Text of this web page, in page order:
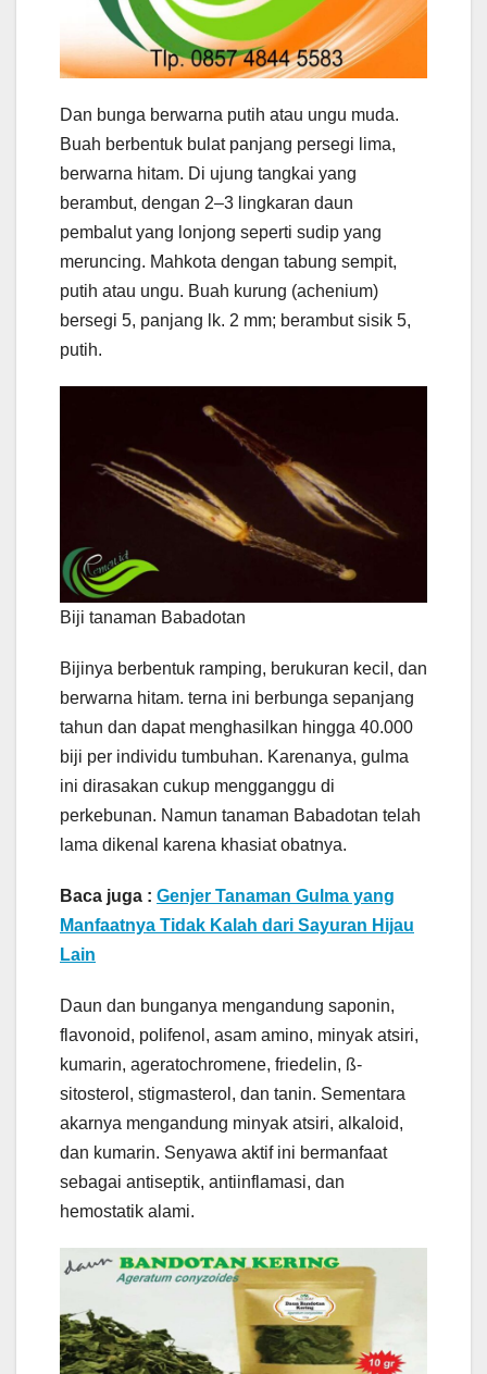
Dan bunga berwarna putih atau ungu muda.
Buah berbentuk bulat panjang persegi lima,
berwarna hitam. Di ujung tangkai yang
berambut, dengan 2–3 lingkaran daun
pembalut yang lonjong seperti sudip yang
meruncing. Mahkota dengan tabung sempit,
putih atau ungu. Buah kurung (achenium)
bersegi 5, panjang lk. 2 mm; berambut sisik 5,
putih.
Biji tanaman Babadotan
Bijinya berbentuk ramping, berukuran kecil, dan
berwarna hitam. terna ini berbunga sepanjang
tahun dan dapat menghasilkan hingga 40.000
biji per individu tumbuhan. Karenanya, gulma
ini dirasakan cukup mengganggu di
perkebunan. Namun tanaman Babadotan telah
lama dikenal karena khasiat obatnya.
Baca juga : Genjer Tanaman Gulma yang
Manfaatnya Tidak Kalah dari Sayuran Hijau
Lain
Daun dan bunganya mengandung saponin,
flavonoid, polifenol, asam amino, minyak atsiri,
kumarin, ageratochromene, friedelin, ß-
sitosterol, stigmasterol, dan tanin. Sementara
akarnya mengandung minyak atsiri, alkaloid,
dan kumarin. Senyawa aktif ini bermanfaat
sebagai antiseptik, antiinflamasi, dan
hemostatik alami.